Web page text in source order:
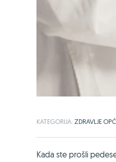
KATEGORIJA: ZDRAVLJE
Kada ste prošli